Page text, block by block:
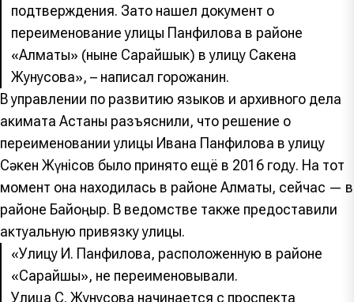
подтверждения. Зато нашел документ о
переименование улицы Панфилова в районе
«Алматы» (ныне Сарайшык) в улицу Сакена
Жунусова», – написал горожанин.
В управлении по развитию языков и архивного дела
акимата Астаны разъяснили, что решение о
переименовании улицы Ивана Панфилова в улицу
Сәкен Жүнісов было принято ещё в 2016 году. На тот
момент она находилась в районе Алматы, сейчас — в
районе Байқоңыр. В ведомстве также предоставили
актуальную привязку улицы.
«Улицу И. Панфилова, расположенную в районе
«Сарайшық», не переименовывали.
Улица С. Жунусова начинается с проспекта